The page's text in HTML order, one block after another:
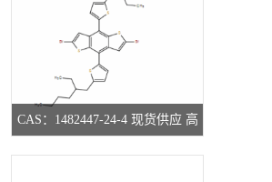
CAS：1482447-24-4 现货供应 高
校研究所 先发后付